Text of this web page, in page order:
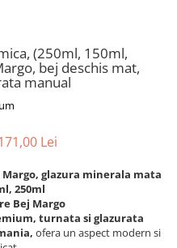
(250ml, 150ml,
bej deschis mat,
manual
Lei
glazura minerala mata
250ml
Bej Margo
turnata si glazurata
ania, ofera un aspect modern si